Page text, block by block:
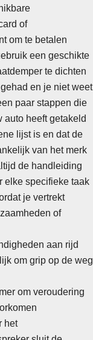
of
om te betalen
een geschikte
te dichten
en je niet weet
paar stappen die
auto heeft getakeld
lijst is en dat de
van het merk
de handleiding
elke specifieke taak
je vertrekt
of
aan rijd
om grip op de weg
om veroudering
het